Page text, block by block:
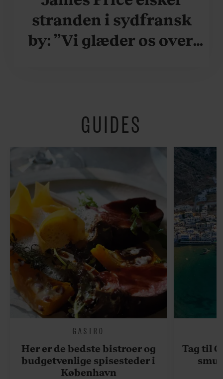
stranden i sydfransk
by: ”Vi glæder os over,
fredeligt”
GUIDES
GASTRO
Her er de bedste bistroer og
budgetvenlige spisesteder i
København
Tag til